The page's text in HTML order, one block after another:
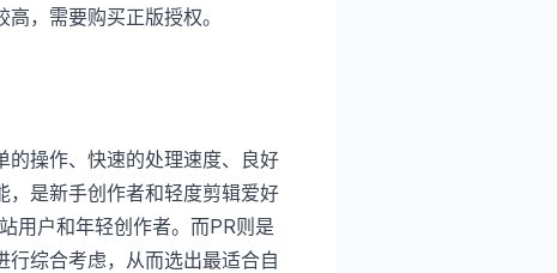
，需要购买正版授权。
的操作、快速的处理速度、良好
，是新手创作者和轻度剪辑爱好
用户和年轻创作者。而PR则是
综合考虑，从而选出最适合自